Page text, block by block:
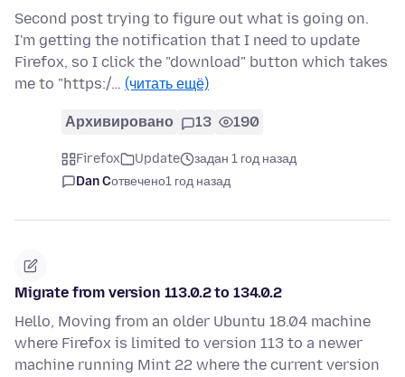
Second post trying to figure out what is going on.
I'm getting the notification that I need to update
Firefox, so I click the "download" button which takes
me to "https:/… (читать ещё)
Архивировано 13 190
Firefox Update
задан 1 год назад
Dan Cотвечено1 год назад
Migrate from version 113.0.2 to 134.0.2
Hello, Moving from an older Ubuntu 18.04 machine
where Firefox is limited to version 113 to a newer
machine running Mint 22 where the current version